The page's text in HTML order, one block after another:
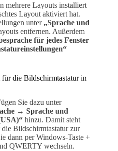
mehrere Layouts installiert
Layout aktiviert hat.
unter „Sprache und
entfernen. Außerdem
für jedes Fenster
die Bildschirmtastatur in
Sie dazu unter
→ Sprache und
hinzu. Damit steht
Bildschirmtastatur zur
dann per Windows-Taste +
QWERTY wechseln.